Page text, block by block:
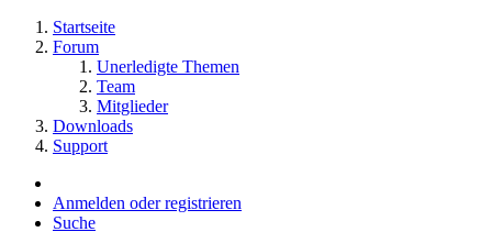
Startseite
Forum
Unerledigte Themen
Team
Mitglieder
Downloads
Support
Anmelden oder registrieren
Suche